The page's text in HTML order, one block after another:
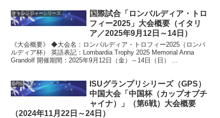
チャレンジャーシリーズ
国際試合「ロンバルディア・トロ
フィー2025」大会概要（イタリ
ア／2025年9月12日～14日）
《大会概要》 ◆大会名：ロンバルディア・トロフィー2025（ロンバ
ルディア杯） 英語表記：Lombardia Trophy 2025 Memorial Anna
Grandolf 開催期間：2025年9月12日（金）～14日（日） ...
GPS
ISUグランプリシリーズ（GPS）
中国大会「中国杯（カップオブチ
ャイナ）」（第6戦）大会概要
（2024年11月22日～24日）